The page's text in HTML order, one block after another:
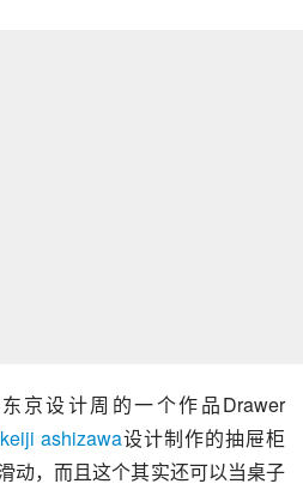
京设计周的一个作品Drawer
keiji ashizawa设计制作的抽屉柜
动，而且这个其实还可以当桌子